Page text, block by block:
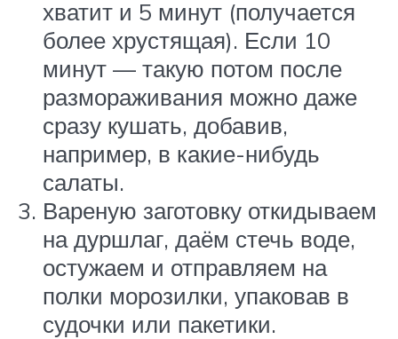
хватит и 5 минут (получается
более хрустящая). Если 10
минут — такую потом после
размораживания можно даже
сразу кушать, добавив,
например, в какие-нибудь
салаты.
Вареную заготовку откидываем
на дуршлаг, даём стечь воде,
остужаем и отправляем на
полки морозилки, упаковав в
судочки или пакетики.